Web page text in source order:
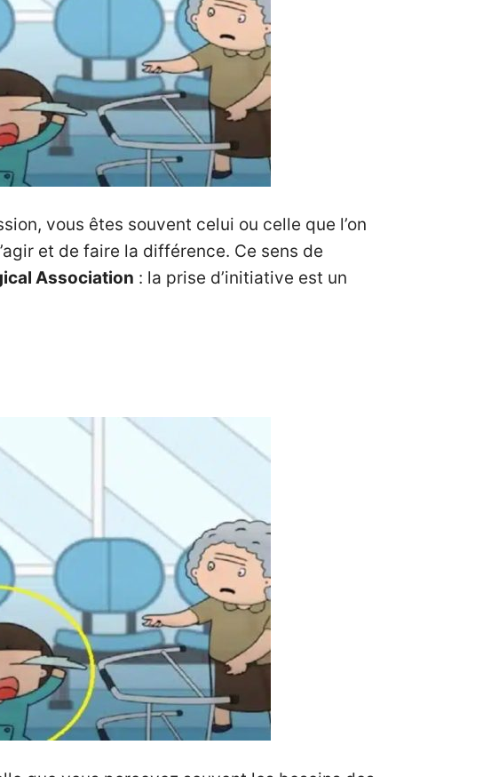
vous êtes souvent celui ou celle que l’on
et de faire la différence. Ce sens de
Association : la prise d’initiative est un